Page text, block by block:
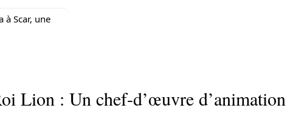
à Scar, une
Lion : Un chef-d’œuvre d’animation